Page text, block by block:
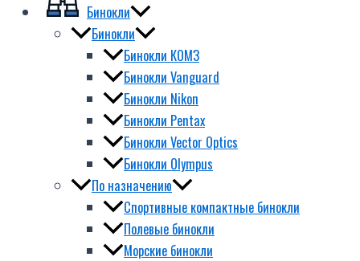
Бинокли
Бинокли
Бинокли КОМЗ
Бинокли Vanguard
Бинокли Nikon
Бинокли Pentax
Бинокли Vector Optics
Бинокли Olympus
По назначению
Спортивные компактные бинокли
Полевые бинокли
Морские бинокли